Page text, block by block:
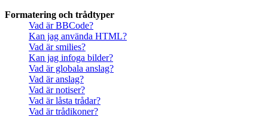
Formatering och trådtyper
Vad är BBCode?
Kan jag använda HTML?
Vad är smilies?
Kan jag infoga bilder?
Vad är globala anslag?
Vad är anslag?
Vad är notiser?
Vad är låsta trådar?
Vad är trådikoner?